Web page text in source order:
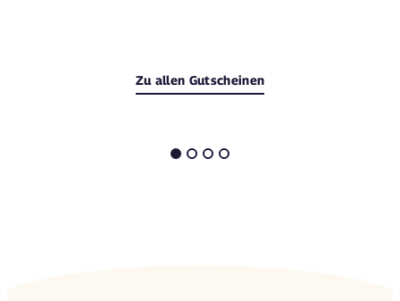
Zu allen Gutscheinen